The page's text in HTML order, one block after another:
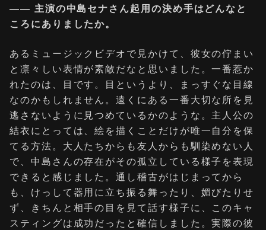
―― 主演の中島セナさん起用の決め手はどんなと
ころにありましたか。
あるミュージックビデオで見かけて、彼女の佇まい
と凛々しい表情が素敵だなと思いました。一番惹か
れたのは、目です。目というより、まっすぐな目線
なのかもしれません。遠くにある一番大切な所を見
逃さないように見つめているかのような。主人公の
結衣にとっては、絵を描くことだけが唯一自分を保
てる方法。大人たちからも友人からも馴染めない人
で、中島さんの存在がその孤立している様子を表現
できると感じました。通し稽古がはじまってから
も、けっして器用に立ち振る舞ったり、媚びたりせ
ず、きちんと相手の目を見て話す様子に、このキャ
スティングは成功だったと確信しました。実際の彼